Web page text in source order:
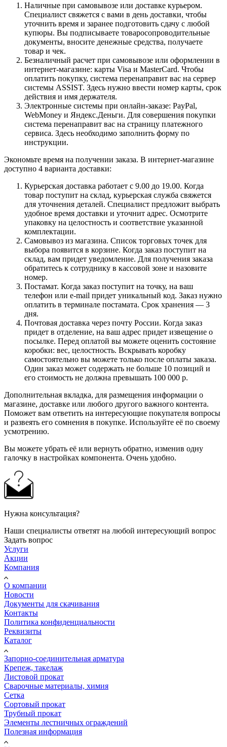
Наличные при самовывозе или доставке курьером.
Специалист свяжется с вами в день доставки, чтобы
уточнить время и заранее подготовить сдачу с любой
купюры. Вы подписываете товаросопроводительные
документы, вносите денежные средства, получаете
товар и чек.
Безналичный расчет при самовывозе или оформлении в
интернет-магазине: карты Visa и MasterCard. Чтобы
оплатить покупку, система перенаправит вас на сервер
системы ASSIST. Здесь нужно ввести номер карты, срок
действия и имя держателя.
Электронные системы при онлайн-заказе: PayPal,
WebMoney и Яндекс.Деньги. Для совершения покупки
система перенаправит вас на страницу платежного
сервиса. Здесь необходимо заполнить форму по
инструкции.
Экономьте время на получении заказа. В интернет-магазине
доступно 4 варианта доставки:
Курьерская доставка работает с 9.00 до 19.00. Когда
товар поступит на склад, курьерская служба свяжется
для уточнения деталей. Специалист предложит выбрать
удобное время доставки и уточнит адрес. Осмотрите
упаковку на целостность и соответствие указанной
комплектации.
Самовывоз из магазина. Список торговых точек для
выбора появится в корзине. Когда заказ поступит на
склад, вам придет уведомление. Для получения заказа
обратитесь к сотруднику в кассовой зоне и назовите
номер.
Постамат. Когда заказ поступит на точку, на ваш
телефон или e-mail придет уникальный код. Заказ нужно
оплатить в терминале постамата. Срок хранения — 3
дня.
Почтовая доставка через почту России. Когда заказ
придет в отделение, на ваш адрес придет извещение о
посылке. Перед оплатой вы можете оценить состояние
коробки: вес, целостность. Вскрывать коробку
самостоятельно вы можете только после оплаты заказа.
Один заказ может содержать не больше 10 позиций и
его стоимость не должна превышать 100 000 р.
Дополнительная вкладка, для размещения информации о
магазине, доставке или любого другого важного контента.
Поможет вам ответить на интересующие покупателя вопросы
и развеять его сомнения в покупке. Используйте её по своему
усмотрению.
Вы можете убрать её или вернуть обратно, изменив одну
галочку в настройках компонента. Очень удобно.
Нужна консультация?
Наши специалисты ответят на любой интересующий вопрос
Задать вопрос
Услуги
Акции
Компания
О компании
Новости
Документы для скачивания
Контакты
Политика конфиденциальности
Реквизиты
Каталог
Запорно-соединительная арматура
Крепеж, такелаж
Листовой прокат
Сварочные материалы, химия
Сетка
Сортовый прокат
Трубный прокат
Элементы лестничных ограждений
Полезная информация